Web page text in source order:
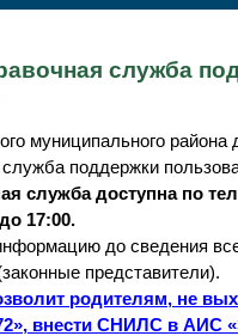
служба
муниципального
поддержки
служба доступна по
17:00.
до сведения
представители).
родителям, не
внести СНИЛС в АИС